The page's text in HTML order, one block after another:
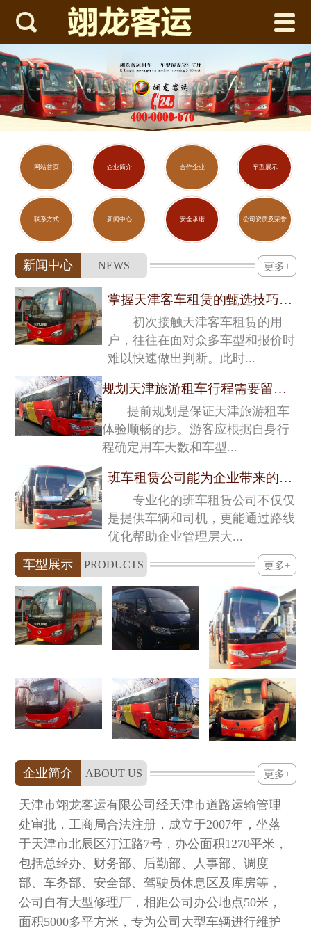
合作企业
车型展示
联系方式
新闻中心
安全承诺
公司资质及荣誉
 
网站首页 企业简介 合作企业 车型展示
联系方式 新闻中心 安全承诺 公司资质及荣誉
新闻中心 NEWS 更多+
掌握天津客车租赁的甄选技巧与用车须知
初次接触天津客车租赁的用
户，往往在面对众多车型和报价时
难以快速做出判断。此时...
规划天津旅游租车行程需要留意的关键细节
提前规划是保证天津旅游租车
体验顺畅的步。游客应根据自身行
程确定用车天数和车型...
班车租赁公司能为企业带来的深层价值
专业化的班车租赁公司不仅仅
是提供车辆和司机，更能通过路线
优化帮助企业管理层大...
车型展示
PRODUCTS 更多+
企业简介 ABOUT US 更多+
天津市翊龙客运有限公司经天津市道路运输管理
处审批，工商局合法注册，成立于2007年，坐落
于天津市北辰区汀江路7号，办公面积1270平米，
包括总经办、财务部、后勤部、人事部、调度
部、车务部、安全部、驾驶员休息区及库房等，
公司自有大型修理厂，相距公司办公地点50米，
面积5000多平方米，专为公司大型车辆进行维护